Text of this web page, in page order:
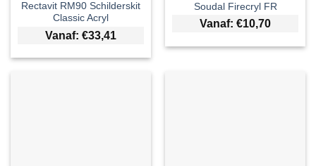
Rectavit RM90 Schilderskit
Classic Acryl
Vanaf: €33,41
Soudal Firecryl FR
Vanaf: €10,70